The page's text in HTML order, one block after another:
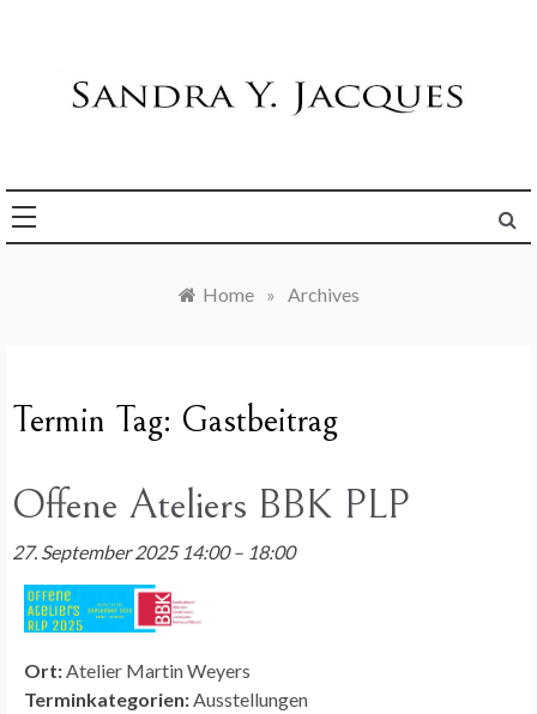
Home » Archives
Termin Tag: Gastbeitrag
Offene Ateliers BBK PLP
27. September 2025 14:00– 18:00
Ort: Atelier Martin Weyers
Terminkategorien: Ausstellungen